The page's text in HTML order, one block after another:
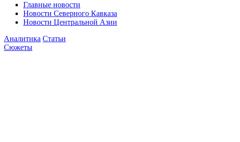
Главные новости
Новости Северного Кавказа
Новости Центральной Азии
Аналитика Статьи
Сюжеты